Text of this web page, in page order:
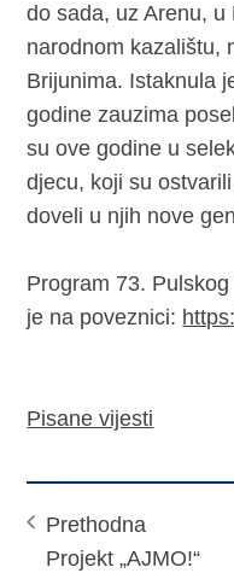
do sada, uz Arenu, u
narodnom kazalištu,
Brijunima. Istaknula
godine zauzima
su ove godine u
djecu, koji su
doveli u njih nove
Program 73.
je na poveznici:
Pisane vijesti
Prethodna
Projekt „AJMO!“